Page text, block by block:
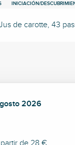
INICIACIÓN/
de carotte, 43
2026hasta
2026